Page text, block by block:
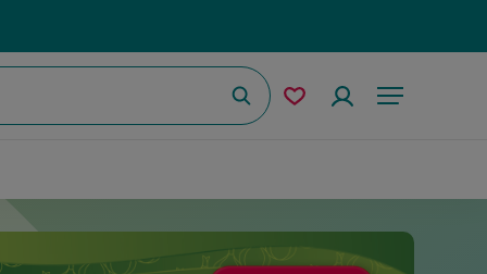
Menu
ZoekenMijn
Accountmenu